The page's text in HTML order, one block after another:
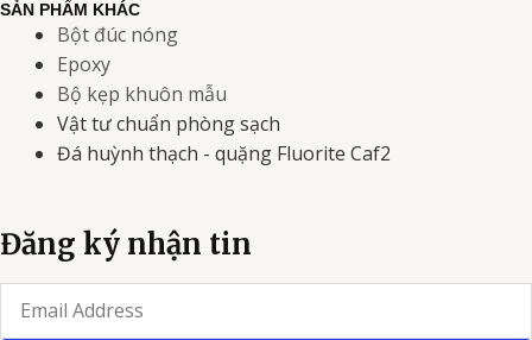
SẢN PHẨM KHÁC
Bột đúc nóng
Epoxy
Bộ kẹp khuôn mẫu
Vật tư chuẩn phòng sạch
Đá huỳnh thạch - quặng Fluorite Caf2
Đăng ký nhận tin